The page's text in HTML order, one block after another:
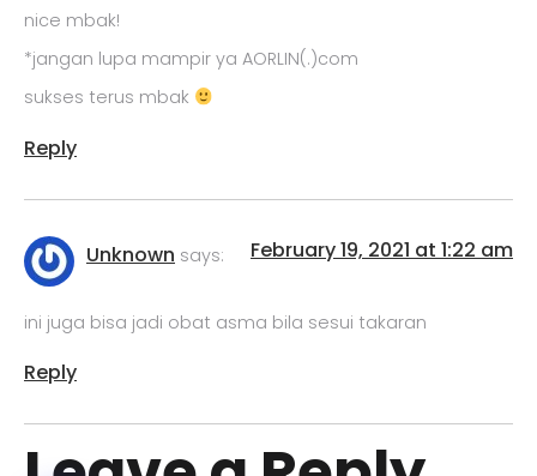
nice mbak!
*jangan lupa mampir ya AORLIN(.)com
sukses terus mbak
Reply
Unknown says: February 19, 2021 at 1:22 am
ini juga bisa jadi obat asma bila sesui takaran
Reply